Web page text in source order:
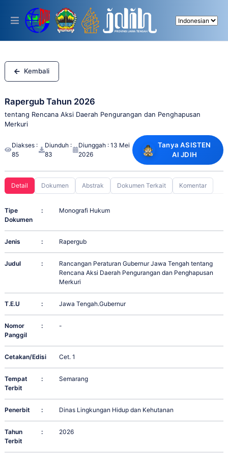
This
includes
accessibility
system.
Kembali
Rapergub Tahun 2026
tentang Rencana Aksi Daerah Pengurangan dan Penghapusan
Merkuri
Diakses :
85
Diunduh :
83
Diunggah : 13 Mei
2026
Tanya ASISTEN
AI JDIH
Detail Dokumen Abstrak Dokumen Terkait Komentar
Tipe
Dokumen
: Monografi Hukum
Jenis : Rapergub
Judul :
Rancangan Peraturan Gubernur Jawa Tengah tentang
Rencana Aksi Daerah Pengurangan dan Penghapusan
Merkuri
T.E.U : Jawa Tengah.Gubernur
Nomor
Panggil
: -
Cetakan/Edisi
: Cet. 1
Tempat
Terbit
: Semarang
Penerbit : Dinas Lingkungan Hidup dan Kehutanan
Tahun
Terbit
: 2026